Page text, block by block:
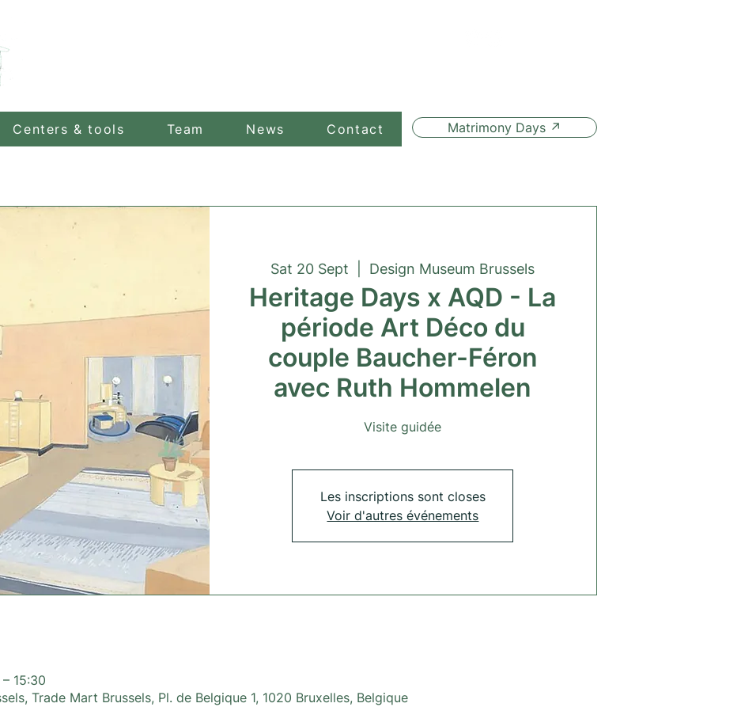
Centers & tools Team News Contact Matrimony Days ↗
Sat 20 Sept Design Museum Brussels
Heritage Days x AQD - La
période Art Déco du
couple Baucher-Féron
avec Ruth Hommelen
Visite guidée
Les inscriptions sont closes
Voir d'autres événements
15:30
Trade Mart Brussels, Pl. de Belgique 1, 1020 Bruxelles, Belgique